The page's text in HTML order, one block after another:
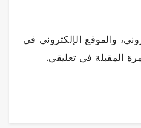
والموقع الإلكتروني في
المقبلة في تعليقي.